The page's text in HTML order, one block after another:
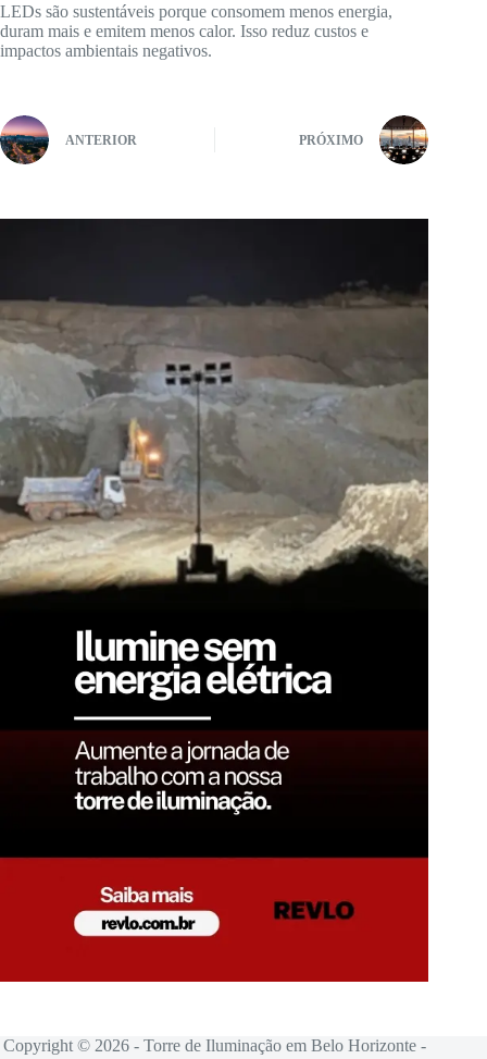
LEDs são sustentáveis porque consomem menos energia,
duram mais e emitem menos calor. Isso reduz custos e
impactos ambientais negativos.
ANTERIOR PRÓXIMO
Copyright © 2026 - Torre de Iluminação em Belo Horizonte -